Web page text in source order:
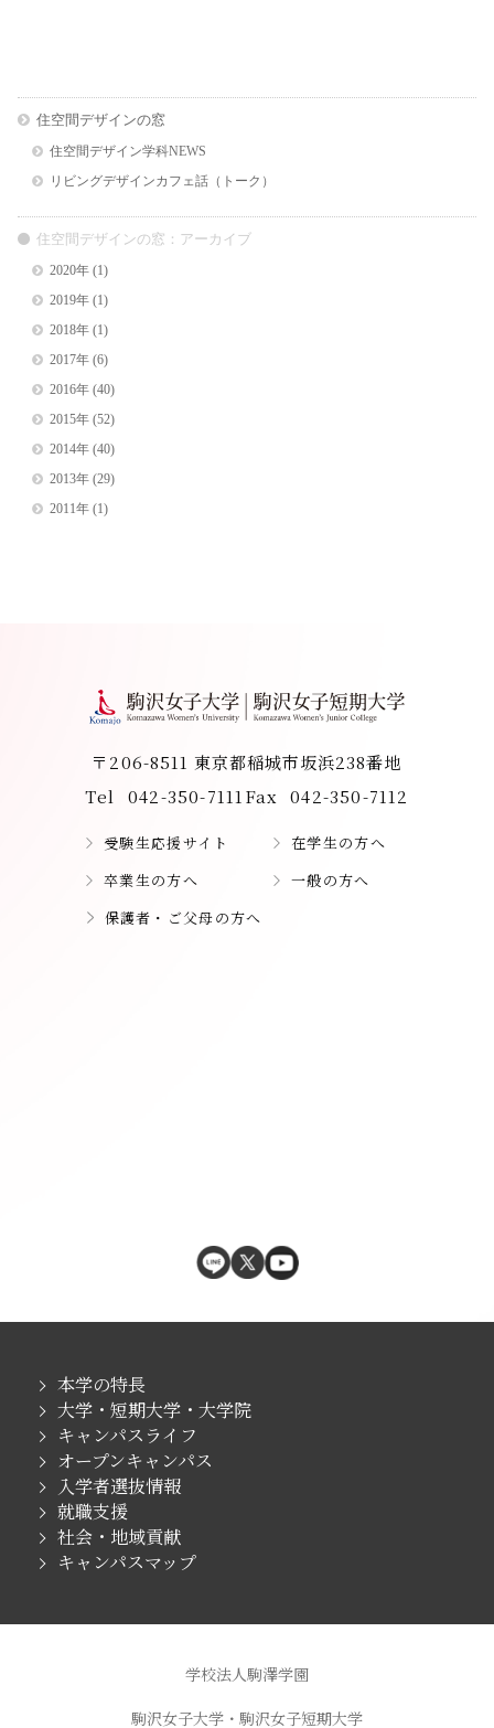
住空間デザインの窓
住空間デザイン学科NEWS
リビングデザインカフェ話（トーク）
住空間デザインの窓：アーカイブ
2020年(1)
2019年(1)
2018年(1)
2017年(6)
2016年(40)
2015年(52)
2014年(40)
2013年(29)
2011年(1)
〒206-8511 東京都稲城市坂浜238番地
Tel
042-350-7111 Fax 042-350-7112
受験生応援サイト
在学生の方へ
卒業生の方へ
一般の方へ
保護者・ご父母の方へ
本学の特長
大学・短期大学・大学院
キャンパスライフ
オープンキャンパス
入学者選抜情報
就職支援
社会・地域貢献
キャンパスマップ
学校法人駒澤学園
駒沢女子大学・駒沢女子短期大学